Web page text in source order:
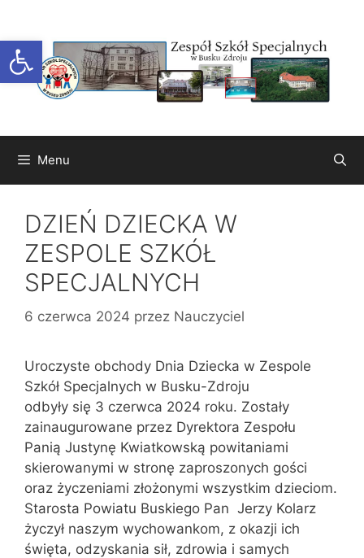
Otwórz pasek narzędzi
treści
Menu
DZIEŃ DZIECKA W
ZESPOLE SZKÓŁ
SPECJALNYCH
6 czerwca 2024 przez Nauczyciel
Uroczyste obchody Dnia Dziecka w Zespole
Szkół Specjalnych w Busku-Zdroju
odbyły się 3 czerwca 2024 roku. Zostały
zainaugurowane przez Dyrektora Zespołu
Panią Justynę Kwiatkowską powitaniami
skierowanymi w stronę zaproszonych gości
oraz życzeniami złożonymi wszystkim dzieciom.
Starosta Powiatu Buskiego Pan Jerzy Kolarz
życzył naszym wychowankom, z okazji ich
święta, odzyskania sił, zdrowia i samych